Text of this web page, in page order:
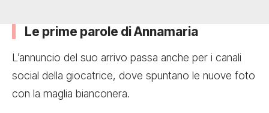
Le prime parole di Annamaria
L’annuncio del suo arrivo passa anche per i canali
social della giocatrice, dove spuntano le nuove foto
con la maglia bianconera.